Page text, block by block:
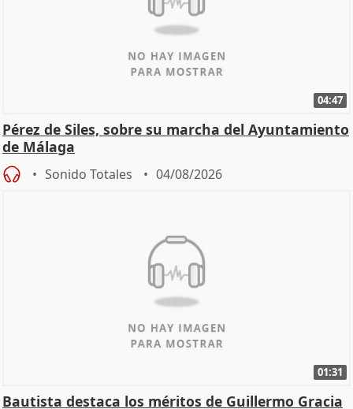
04:47
Pérez de Siles, sobre su marcha del Ayuntamiento
de Málaga
Sonido Totales 04/08/2026
01:31
Bautista destaca los méritos de Guillermo Gracia